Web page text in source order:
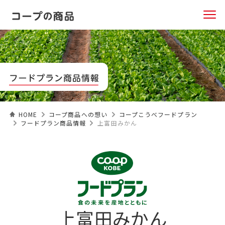
HOME コープ商品への想い
コープこうべフードプラン
フードプラン商品情報
上富田みかん
上富田みかん